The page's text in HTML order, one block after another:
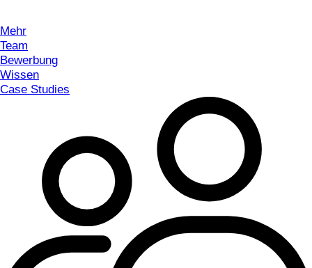
Mehr
Team
Bewerbung
Wissen
Case Studies